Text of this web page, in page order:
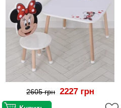
2605 грн 2227 грн